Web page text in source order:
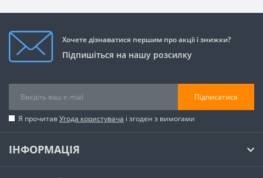
Хочете дізнаватися першим про акції і знижки?
Підпишіться на нашу розсилку
Підписатися
Я прочитавУгода користувача і згоден з вимогами
ІНФОРМАЦІЯ